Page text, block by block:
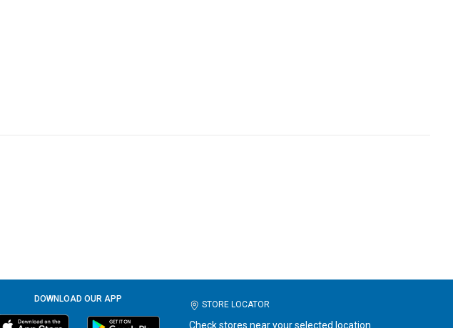
DOWNLOAD OUR APP
STORE LOCATOR
Check stores near your selected location